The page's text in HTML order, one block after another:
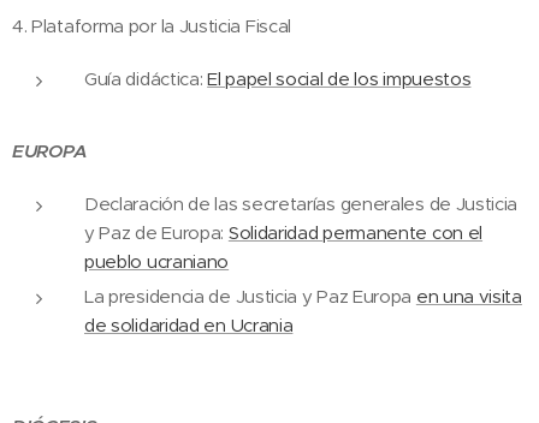
4. Plataforma por la Justicia Fiscal
Guía didáctica:El papel social de los impuestos
EUROPA
Declaración de las secretarías generales de Justicia
y Paz de Europa: Solidaridad permanente con el
pueblo ucraniano
La presidencia de Justicia y Paz Europa en una visita
de solidaridad en Ucrania